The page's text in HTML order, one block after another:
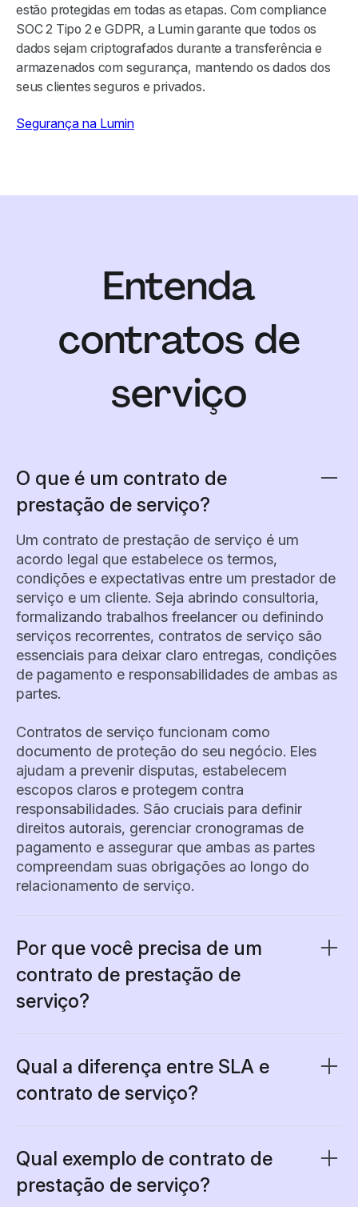
estão protegidas em todas as etapas. Com compliance
SOC 2 Tipo 2 e GDPR, a Lumin garante que todos os
dados sejam criptografados durante a transferência e
armazenados com segurança, mantendo os dados dos
seus clientes seguros e privados.
Segurança na Lumin
Entenda
contratos de
serviço
O que é um contrato de
prestação de serviço?
Um contrato de prestação de serviço é um
acordo legal que estabelece os termos,
condições e expectativas entre um prestador de
serviço e um cliente. Seja abrindo consultoria,
formalizando trabalhos freelancer ou definindo
serviços recorrentes, contratos de serviço são
essenciais para deixar claro entregas, condições
de pagamento e responsabilidades de ambas as
partes.
Contratos de serviço funcionam como
documento de proteção do seu negócio. Eles
ajudam a prevenir disputas, estabelecem
escopos claros e protegem contra
responsabilidades. São cruciais para definir
direitos autorais, gerenciar cronogramas de
pagamento e assegurar que ambas as partes
compreendam suas obrigações ao longo do
relacionamento de serviço.
Por que você precisa de um
contrato de prestação de
serviço?
estabelecendo expectativas claras e limites
jurídicos. Ele previne mal-entendidos sobre o
escopo do projeto, condições de pagamento e
Sem contrato, você corre o risco de disputas de
pagamento, mudanças de escopo, conflitos
Qual a diferença entre SLA e
contrato de serviço?
desempenho mensuráveis, utilizado
normalmente em relações contínuas. Ele se
concentra em garantias de disponibilidade,
Qual exemplo de contrato de
prestação de serviço?